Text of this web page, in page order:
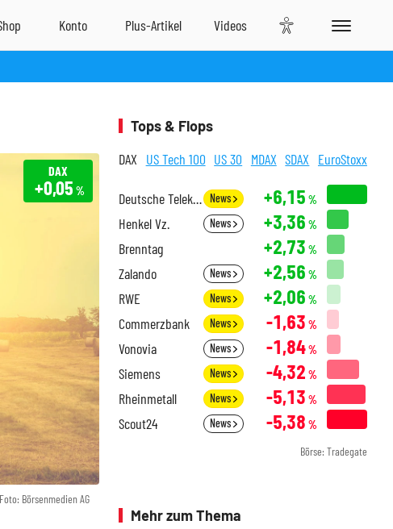
Foto: Börsenmedien AG
DAX
+0,05 %
Tops & Flops
DAX US Tech 100 US 30 MDAX SDAX EuroStoxx
Deutsche Telekom News +6,15 %
Henkel Vz. News +3,36 %
Brenntag +2,73 %
Zalando News +2,56 %
RWE News +2,06 %
Commerzbank News -1,63 %
Vonovia News -1,84%
Siemens News -4,32 %
Rheinmetall News -5,13 %
Scout24 News -5,38 %
Börse: Tradegate
Mehr zum Thema